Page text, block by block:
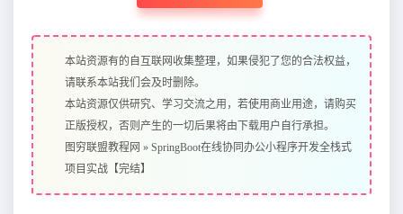
本站资源有的自互联网收集整理，如果侵犯了您的合法权益，
请联系本站我们会及时删除。
本站资源仅供研究、学习交流之用，若使用商业用途，请购买
正版授权，否则产生的一切后果将由下载用户自行承担。
图穷联盟教程网 » SpringBoot在线协同办公小程序开发全栈式
项目实战【完结】